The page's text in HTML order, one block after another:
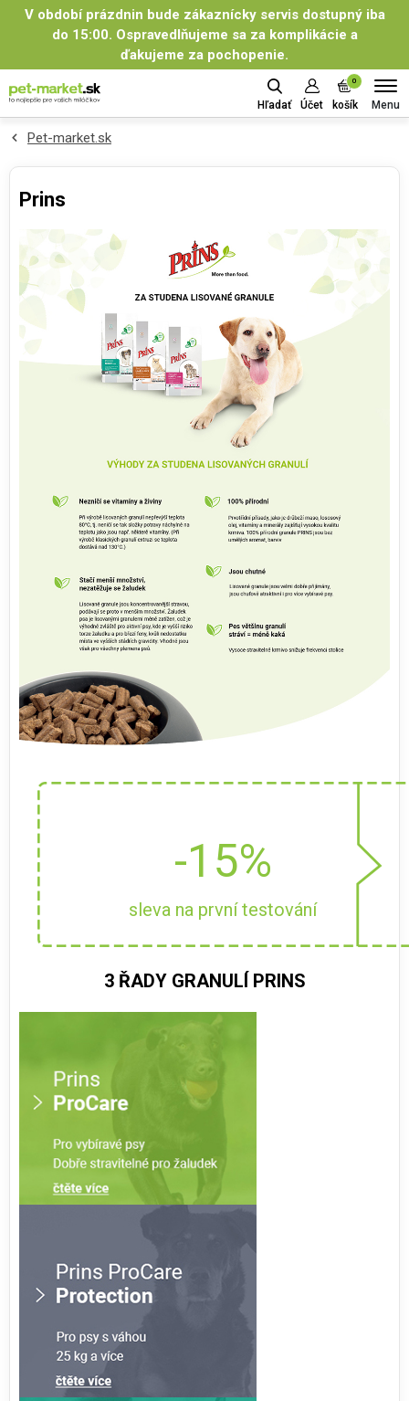
V období prázdnin bude zákaznícky servis dostupný iba
do 15:00. Ospravedlňujeme sa za komplikácie a
ďakujeme za pochopenie.
Hľadať Účet
0
košík Menu
Pet-market.sk
Prins
-15%
sleva na první testování
3 ŘADY GRANULÍ PRINS